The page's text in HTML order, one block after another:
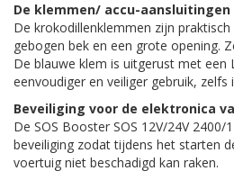
De klemmen/ accu-aansluitingen
De krokodillenklemmen zijn
gebogen bek en een grote opening.
De blauwe klem is uitgerust met een
eenvoudiger en veiliger gebruik, zelfs
Beveiliging voor de elektronica
De SOS Booster SOS 12V/24V 2400/
beveiliging zodat tijdens het starten
voertuig niet beschadigd kan raken.